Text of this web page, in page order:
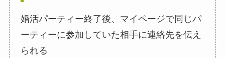
婚活パーティー終了後、マイページで同じパ
ーティーに参加していた相手に連絡先を伝え
られる